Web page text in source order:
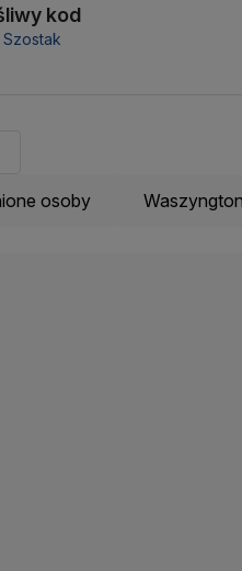
kod
Szostak
osoby Waszyngton